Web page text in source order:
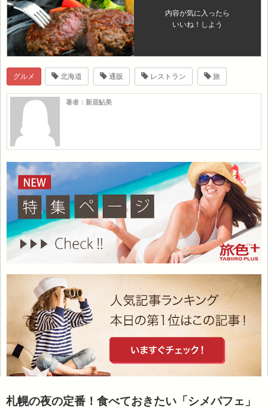
内容が気に入ったら
いいね！しよう
グルメ 北海道 通販 レストラン 旅
著者：新居鮎美
札幌の夜の定番！食べておきたい「シメパフェ」